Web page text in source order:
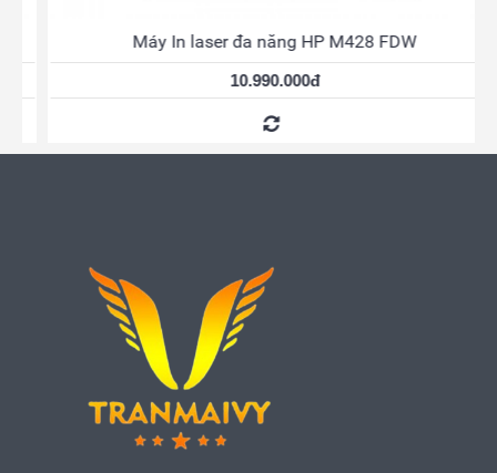
Máy In laser đa năng HP M428 FDW
10.990.000đ